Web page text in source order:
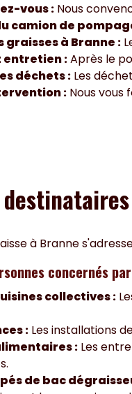
vous : Nous
camion de
graisses à Branne :
entretien :Après le
déchets : Les
: Nous
à Branne
concernés
collectives :
: Les installations
: Les
de bac